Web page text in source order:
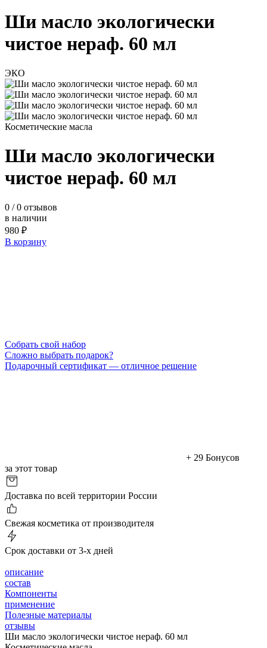
Ши масло экологически
чистое нераф. 60 мл
ЭКО
Косметические масла
Ши масло экологически
чистое нераф. 60 мл
0 / 0 отзывов
в наличии
980 ₽
В корзину
Cобрать свой набор
Сложно выбрать подарок?
Подарочный сертификат — отличное решение
+ 29 Бонусов
за этот товар
Доставка по всей территории России
Cвежая косметика от производителя
Срок доставки от 3-х дней
описание
состав
Компоненты
применение
Полезные материалы
отзывы
Ши масло экологически чистое нераф. 60 мл